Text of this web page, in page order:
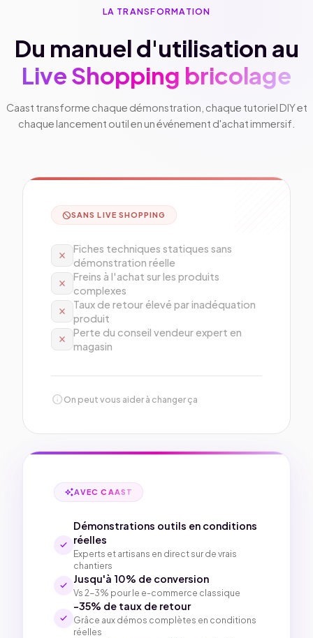
LA TRANSFORMATION
Du manuel d'utilisation au
Live Shopping bricolage
Caast transforme chaque démonstration, chaque tutoriel DIY et
chaque lancement outil en un événement d'achat immersif.
blockSANS LIVE SHOPPING
close
Fiches techniques statiques sans
démonstration réelle
close
Freins à l'achat sur les produits
complexes
close
Taux de retour élevé par inadéquation
produit
close
Perte du conseil vendeur expert en
magasin
infoOn peut vous aider à changer ça
auto_awesomeAVEC CAAST
check
Démonstrations outils en conditions
réelles
Experts et artisans en direct sur de vrais
chantiers
check Jusqu'à 10% de conversion
Vs 2-3% pour le e-commerce classique
check
-35% de taux de retour
Grâce aux démos complètes en conditions
réelles